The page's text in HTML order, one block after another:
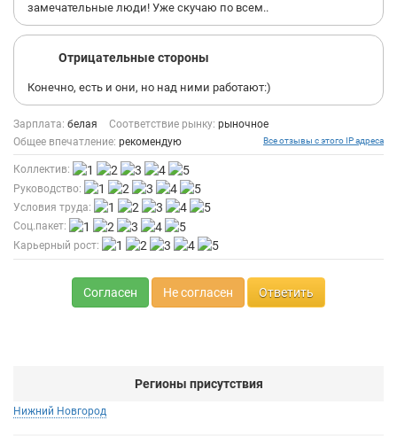
замечательные люди! Уже скучаю по всем..
Отрицательные стороны
Конечно, есть и они, но над ними работают:)
Зарплата: белая Соответствие рынку: рыночное
Общее впечатление: рекомендую Все отзывы с этого IP адреса
Коллектив:
Руководство:
Условия труда:
Соц.пакет:
Карьерный рост:
Согласен Не согласен Ответить
Регионы присутствия
Нижний Новгород